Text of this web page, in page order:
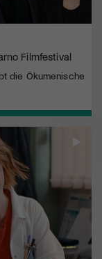
Filmfestival
die Ökumenische